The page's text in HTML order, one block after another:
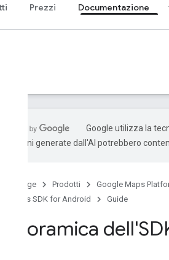
Prezzi Documentazione
Google utilizza la
traduzioni generate dall'AI potrebbero
page Prodotti Google Maps
Maps SDK for Android
Guide
Panoramica